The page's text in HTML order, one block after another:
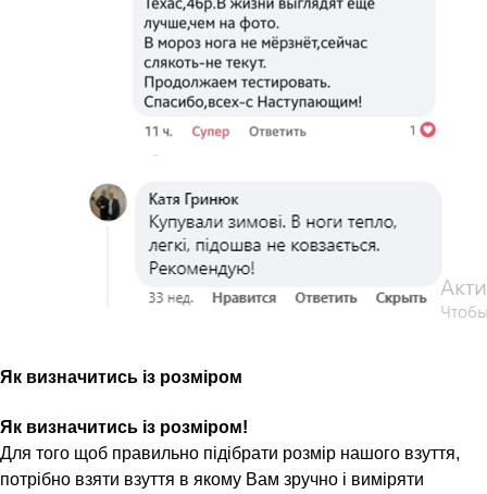
Як визначитись із розміром
Як визначитись із розміром!
Для того щоб правильно підібрати розмір нашого взуття,
потрібно взяти взуття в якому Вам зручно і виміряти